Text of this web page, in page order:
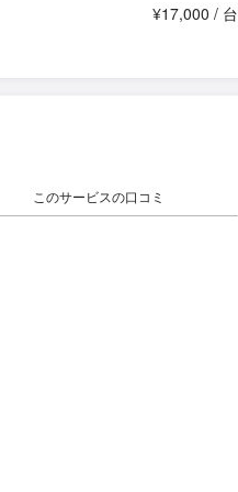
¥17,000 / 台
このサービスの口コミ